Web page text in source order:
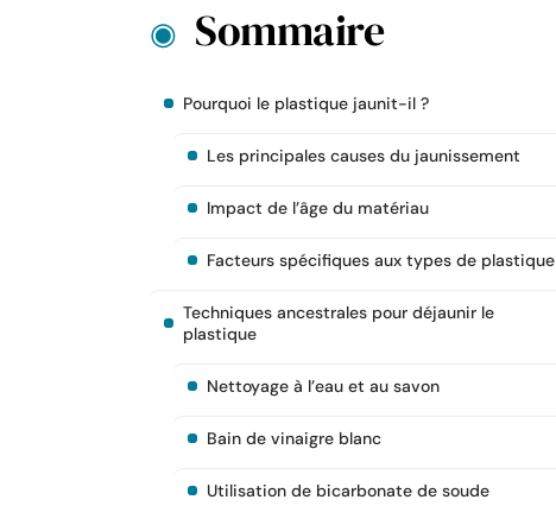
Sommaire
Pourquoi le plastique jaunit-il ?
Les principales causes du jaunissement
Impact de l’âge du matériau
Facteurs spécifiques aux types de plastique
Techniques ancestrales pour déjaunir le
plastique
Nettoyage à l’eau et au savon
Bain de vinaigre blanc
Utilisation de bicarbonate de soude